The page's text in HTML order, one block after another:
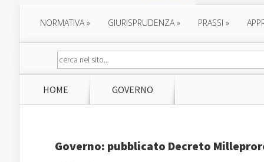
NORMATIVA» GIURISPRUDENZA» PRASSI »
HOME GOVERNO
Governo: pubblicato Decreto